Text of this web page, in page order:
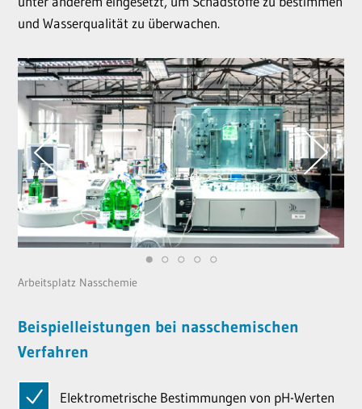
und Wasserqualität zu überwachen.
Arbeitsplatz Nasschemie
Beispielleistungen bei nasschemischen
Verfahren
Elektrometrische Bestimmungen von pH-Werten